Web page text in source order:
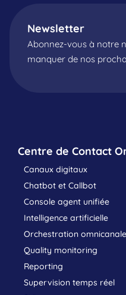
Newsletter
Abonnez-vous à notre
manquer de nos
Centre de Contact
Canaux digitaux
Chatbot et Callbot
Console agent unifiée
Intelligence artificielle
Orchestration omnicanale
Quality monitoring
Reporting
Supervision temps réel